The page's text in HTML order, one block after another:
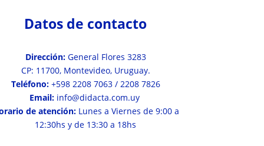
Datos de contacto
Dirección:General Flores 3283
CP: 11700, Montevideo, Uruguay.
Teléfono:+598 2208 7063 / 2208 7826
Email: info@didacta.com.uy
de atención:Lunes a Viernes de 9:00 a
12:30hs y de 13:30 a 18hs